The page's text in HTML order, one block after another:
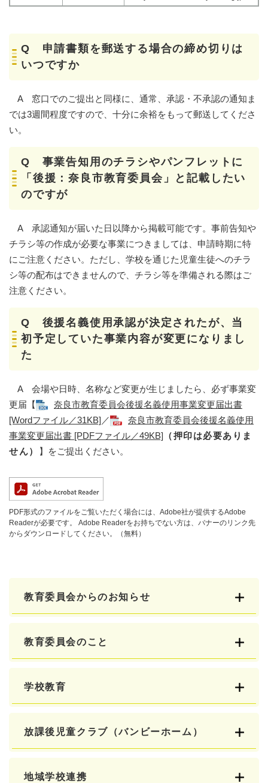
Q 申請書類を郵送する場合の締め切りは
いつですか
A 窓口でのご提出と同様に、通常、承認・不承認の通知ま
では3週間程度ですので、十分に余裕をもって郵送してくださ
い。
Q 事業告知用のチラシやパンフレットに
「後援：奈良市教育委員会」と記載したい
のですが
A 承認通知が届いた日以降から掲載可能です。事前告知や
チラシ等の作成が必要な事業につきましては、申請時期に特
にご注意ください。ただし、学校を通じた児童生徒へのチラ
シ等の配布はできませんので、チラシ等を準備される際はご
注意ください。
Q 後援名義使用承認が決定されたが、当
初予定していた事業内容が変更になりまし
た
A 会場や日時、名称など変更が生じましたら、必ず事業変
更届【
奈良市教育委員会後援名義使用事業変更届出書
[Wordファイル／31KB] ／
奈良市教育委員会後援名義使用
事業変更届出書 [PDFファイル／49KB] （押印は必要ありま
せん）
】をご提出ください。
PDF形式のファイルをご覧いただく場合には、Adobe社が提供するAdobe
Readerが必要です。
Adobe Readerをお持ちでない方は、バナーのリンク先
からダウンロードしてください。（無料）
教育委員会からのお知らせ
教育委員会のこと
学校教育
放課後児童クラブ（バンビーホーム）
地域学校連携